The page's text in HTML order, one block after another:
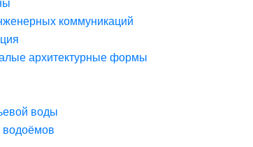
коммуникаций
архитектурные формы
воды
водоёмов